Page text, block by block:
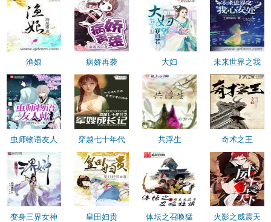
渔娘 病娇再袭 大妇 未来世界之我
虫师物语友人 穿越七十年代 共浮生 奇术之王
变身三界女神 皇田妇贵 体坛之召唤猛 火影之威震天